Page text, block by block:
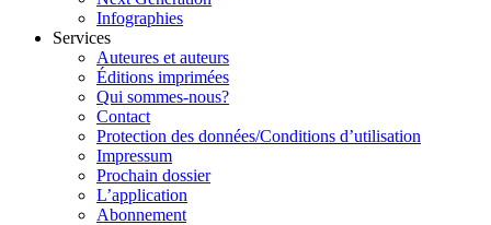
Infographies
Services
Auteures et auteurs
Éditions imprimées
Qui sommes-nous?
Contact
Protection des données/Conditions d’utilisation
Impressum
Prochain dossier
L’application
Abonnement